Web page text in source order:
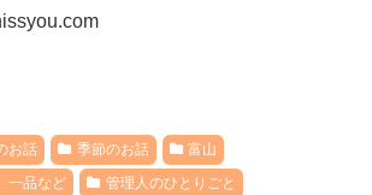
お話 季節のお話
富山
一品など
管理人のひとりごと